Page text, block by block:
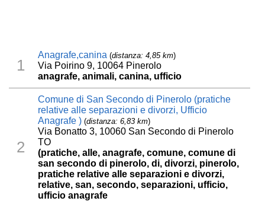
1
Anagrafe,canina (distanza: 4,85 km)
Via Poirino 9, 10064 Pinerolo
anagrafe, animali, canina, ufficio
2
Comune di San Secondo di Pinerolo (pratiche
relative alle separazioni e divorzi, Ufficio
Anagrafe ) (distanza: 6,83 km)
Via Bonatto 3, 10060 San Secondo di Pinerolo
TO
(pratiche, alle, anagrafe, comune, comune di
san secondo di pinerolo, di, divorzi, pinerolo,
pratiche relative alle separazioni e divorzi,
relative, san, secondo, separazioni, ufficio,
ufficio anagrafe